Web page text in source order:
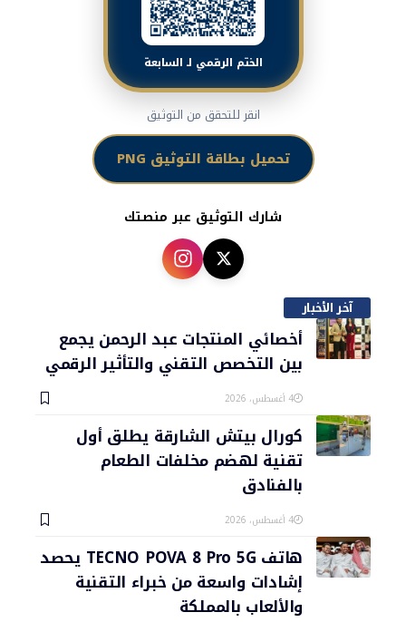
الختم الرقمي لـ السابعة
انقر للتحقق من التوثيق
تحميل بطاقة التوثيق PNG
شارك التوثيق عبر منصتك
آخر الأخبار
أخصائي المنتجات عبد الرحمن يجمع
بين التخصص التقني والتأثير الرقمي
4 أغسطس، 2026
كورال بيتش الشارقة يطلق أول
تقنية لهضم مخلفات الطعام
بالفنادق
4 أغسطس، 2026
هاتف TECNO POVA 8 Pro 5G يحصد
إشادات واسعة من خبراء التقنية
والألعاب بالمملكة